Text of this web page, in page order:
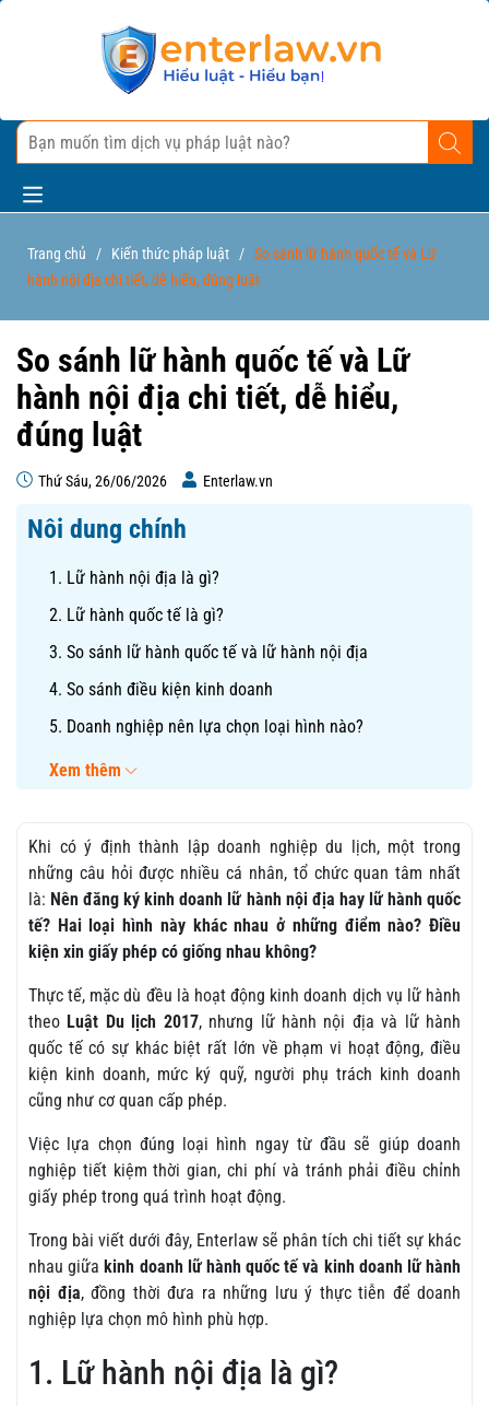
Trang chủ / Kiến thức pháp luật / So sánh lữ hành quốc tế và Lữ
hành nội địa chi tiết, dễ hiểu, đúng luật
So sánh lữ hành quốc tế và Lữ
hành nội địa chi tiết, dễ hiểu,
đúng luật
Thứ Sáu, 26/06/2026 Enterlaw.vn
Nôi dung chính
1. Lữ hành nội địa là gì?
2. Lữ hành quốc tế là gì?
3. So sánh lữ hành quốc tế và lữ hành nội địa
4. So sánh điều kiện kinh doanh
5. Doanh nghiệp nên lựa chọn loại hình nào?
Xem thêm
Khi có ý định thành lập doanh nghiệp du lịch, một trong
những câu hỏi được nhiều cá nhân, tổ chức quan tâm nhất
là: Nên đăng ký kinh doanh lữ hành nội địa hay lữ hành quốc
tế? Hai loại hình này khác nhau ở những điểm nào? Điều
kiện xin giấy phép có giống nhau không?
Thực tế, mặc dù đều là hoạt động kinh doanh dịch vụ lữ hành
theo Luật Du lịch 2017, nhưng lữ hành nội địa và lữ hành
quốc tế có sự khác biệt rất lớn về phạm vi hoạt động, điều
kiện kinh doanh, mức ký quỹ, người phụ trách kinh doanh
cũng như cơ quan cấp phép.
Việc lựa chọn đúng loại hình ngay từ đầu sẽ giúp doanh
nghiệp tiết kiệm thời gian, chi phí và tránh phải điều chỉnh
giấy phép trong quá trình hoạt động.
Trong bài viết dưới đây, Enterlaw sẽ phân tích chi tiết sự khác
nhau giữakinh doanh lữ hành quốc tế và kinh doanh lữ hành
nội địa, đồng thời đưa ra những lưu ý thực tiễn để doanh
nghiệp lựa chọn mô hình phù hợp.
1. Lữ hành nội địa là gì?